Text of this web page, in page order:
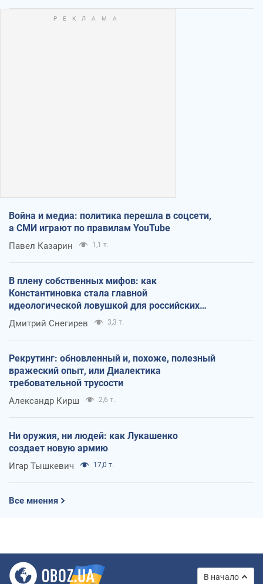
Война и медиа: политика перешла в соцсети,
а СМИ играют по правилам YouTube
Павел Казарин 1,1 т.
В плену собственных мифов: как
Константиновка стала главной
идеологической ловушкой для российских
оккупантов
Дмитрий Снегирев 3,3 т.
Рекрутинг: обновленный и, похоже, полезный
вражеский опыт, или Диалектика
требовательной трусости
Александр Кирш 2,6 т.
Ни оружия, ни людей: как Лукашенко
создает новую армию
Игар Тышкевич 17,0 т.
Все мнения
В начало